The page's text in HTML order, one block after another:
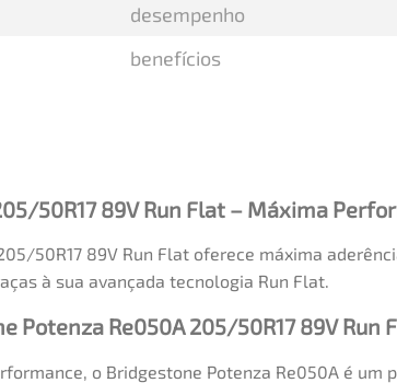
desempenho
benefícios
50R17 89V Run Flat – Máxima
50R17 89V Run Flat oferece máxima
à sua avançada tecnologia Run Flat.
Potenza Re050A 205/50R17 89V Run
o Bridgestone Potenza Re050A é